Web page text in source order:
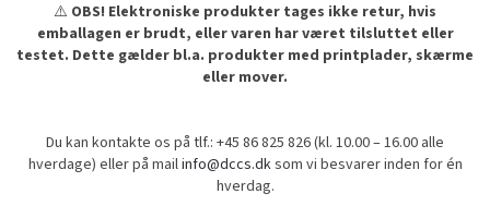
⚠️ OBS! Elektroniske produkter tages ikke retur, hvis
emballagen er brudt, eller varen har været tilsluttet eller
testet. Dette gælder bl.a. produkter med printplader, skærme
eller mover.
Du kan kontakte os på tlf.: +45 86 825 826 (kl. 10.00 – 16.00 alle
hverdage) eller på mailinfo@dccs.dksom vi besvarer inden for én
hverdag.